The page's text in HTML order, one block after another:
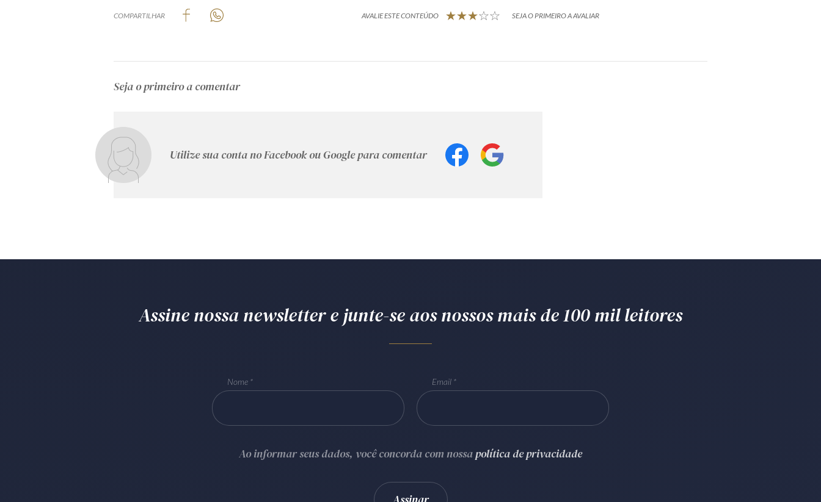
COMPARTILHAR AVALIE ESTE CONTEÚDO SEJA O PRIMEIRO A AVALIAR
Seja o primeiro a comentar
Utilize sua conta no Facebook ou Google para comentar
Assine nossa newsletter e junte-se aos nossos mais de 100 mil leitores
Nome Email
Ao informar seus dados, você concorda com nossapolítica de privacidade